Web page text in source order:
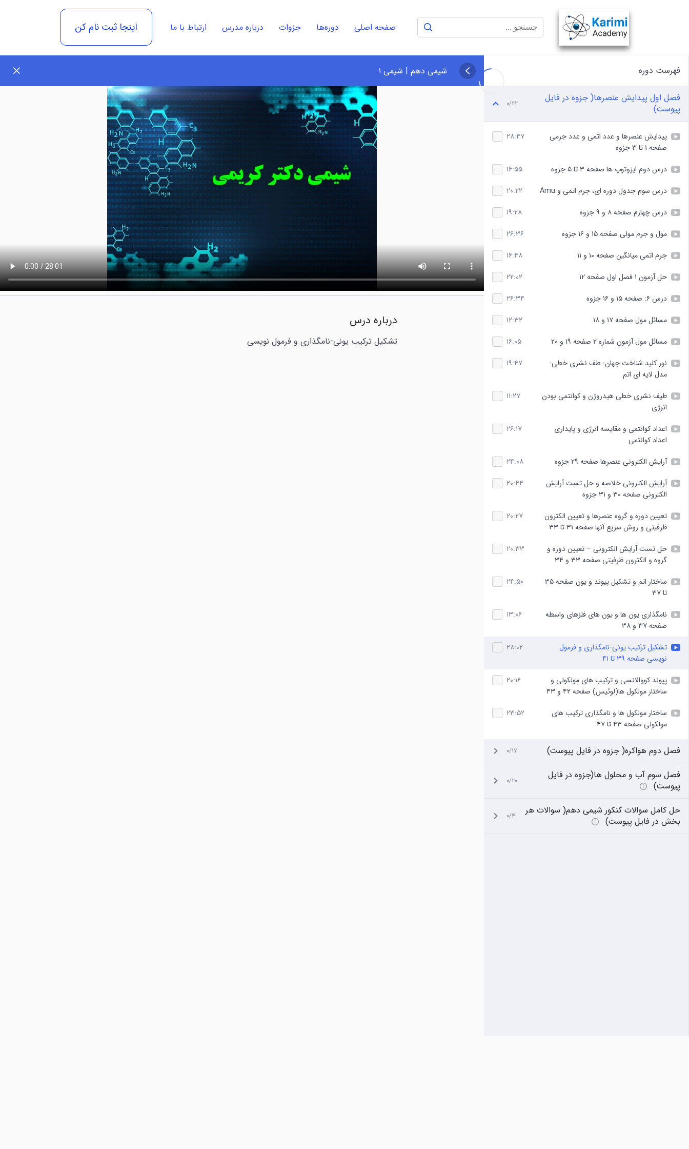
صفحه اصلی دوره‌ها جزوات درباره مدرس ارتباط با ما اینجا ثبت نام کن
فهرست دوره
فصل اول پیدایش عنصرها( جزوه در فایل
پیوست)
۰/۲۲
پیدایش عنصرها و عدد اتمی و عدد جرمی
صفحه ۱ تا ۳ جزوه
۲۸:۴۷
درس دوم ایزوتوپ ها صفحه ۳ تا ۵ جزوه
۱۶:۵۵
درس سوم جدول دوره ای، جرم اتمی و Amu
۲۰:۲۲
درس چهارم صفحه ۸ و ۹ جزوه
۱۹:۲۸
مول و جرم مولی صفحه ۱۵ و ۱۶ جزوه
۲۶:۳۶
جرم اتمی میانگین صفحه ۱۰ و ۱۱
۱۶:۴۸
حل آزمون ۱ فصل اول صفحه ۱۲
۲۲:۰۲
درس ۶: صفحه ۱۵ و ۱۶ جزوه
۲۶:۳۴
مسائل مول صفحه ۱۷ و ۱۸
۱۲:۳۲
مسائل مول آزمون شماره ۲ صفحه ۱۹ و ۲۰
۱۶:۰۵
نور کلید شناخت جهان- طف نشری خطی-
مدل لایه ای اتم
۱۹:۴۷
طیف نشری خطی هیدروژن و کوانتمی بودن
انرژی
۱۱:۲۷
اعداد کوانتمی و مقایسه انرژی و پایداری
اعداد کوانتمی
۲۶:۱۷
آرایش الکترونی عنصرها صفحه ۲۹ جزوه
۲۴:۰۸
آرایش الکترونی خلاصه و حل تست آرایش
الکترونی صفحه ۳۰ و ۳۱ جزوه
۲۰:۴۴
تعیین دوره و گروه عنصرها و تعیین الکترون
ظرفیتی و روش سریع آنها صفحه ۳۱ تا ۳۳
۲۰:۲۷
حل تست آرایش الکترونی – تعیین دوره و
گروه و الکترون ظرفیتی صفحه ۳۳ و ۳۴
۲۰:۳۳
ساختار اتم و تشکیل پیوند و یون صفحه ۳۵
تا ۳۷
۲۴:۵۰
نامگذاری یون ها و یون های فلزهای واسطه
صفحه ۳۷ و ۳۸
۱۳:۰۶
تشکیل ترکیب یونی-نامگذاری و فرمول
نویسی صفحه ۳۹ تا ۴۱
۲۸:۰۲
پیوند کووالانسی و ترکیب های مولکولی و
ساختار مولکول ها(لوئیس) صفحه ۴۲ و ۴۳
۲۰:۱۶
ساختار مولکول ها و نامگذاری ترکیب های
مولکولی صفحه ۴۳ تا ۴۷
۲۳:۵۲
فصل دوم هواکره( جزوه در فایل پیوست) ۰/۱۷
فصل سوم آب و محلول ها(جزوه در فایل
پیوست)
۰/۲۰
حل کامل سوالات کنکور شیمی دهم( سوالات هر
بخش در فایل پیوست)
۰/۴
شیمی دهم | شیمی ۱
درباره درس
تشکیل ترکیب یونی-نامگذاری و فرمول نویسی